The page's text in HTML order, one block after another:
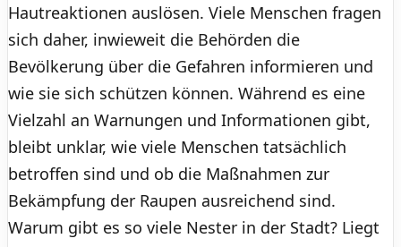
Hautreaktionen auslösen. Viele Menschen fragen
sich daher, inwieweit die Behörden die
Bevölkerung über die Gefahren informieren und
wie sie sich schützen können. Während es eine
Vielzahl an Warnungen und Informationen gibt,
bleibt unklar, wie viele Menschen tatsächlich
betroffen sind und ob die Maßnahmen zur
Bekämpfung der Raupen ausreichend sind.
Warum gibt es so viele Nester in der Stadt? Liegt